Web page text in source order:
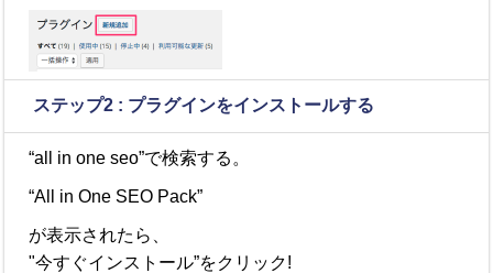
ステップ2 : プラグインをインストールする
“all in one seo”で検索する。
“All in One SEO Pack”
が表示されたら、
"今すぐインストール”をクリック!